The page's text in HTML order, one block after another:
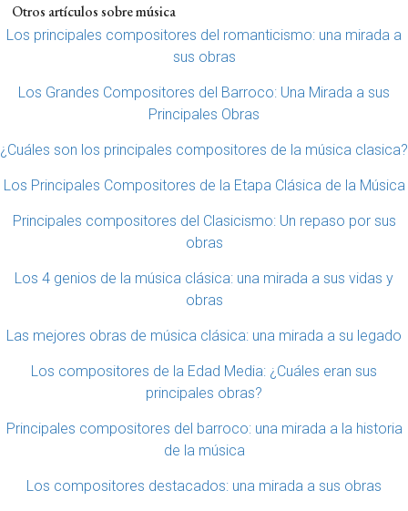
Otros artículos sobre música
Los principales compositores del romanticismo: una mirada a
sus obras
Los Grandes Compositores del Barroco: Una Mirada a sus
Principales Obras
¿Cuáles son los principales compositores de la música clasica?
Los Principales Compositores de la Etapa Clásica de la Música
Principales compositores del Clasicismo: Un repaso por sus
obras
Los 4 genios de la música clásica: una mirada a sus vidas y
obras
Las mejores obras de música clásica: una mirada a su legado
Los compositores de la Edad Media: ¿Cuáles eran sus
principales obras?
Principales compositores del barroco: una mirada a la historia
de la música
Los compositores destacados: una mirada a sus obras